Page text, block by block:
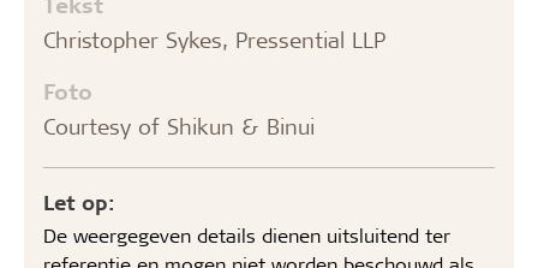
Christopher Sykes, Pressential LLP
Foto
Courtesy of Shikun & Binui
Let op:
De weergegeven details dienen uitsluitend ter